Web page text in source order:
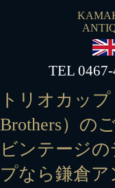
​TEL
トリオカップ
Brothers）の
ビンテージ
プなら鎌倉ア